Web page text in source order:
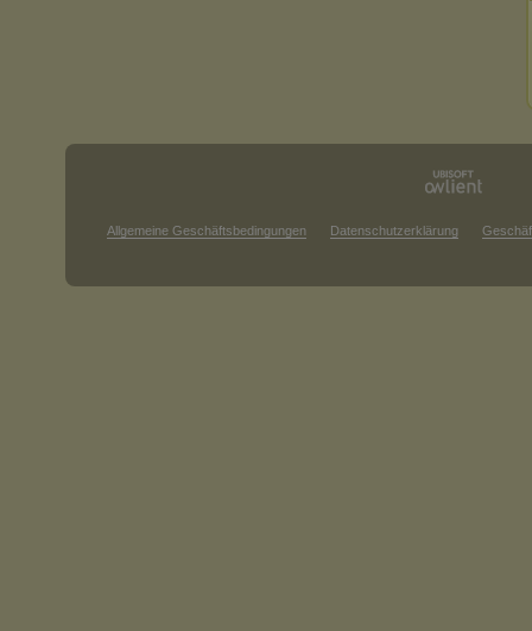
Allgemeine Geschäftsbedingungen Datenschutzerklärung